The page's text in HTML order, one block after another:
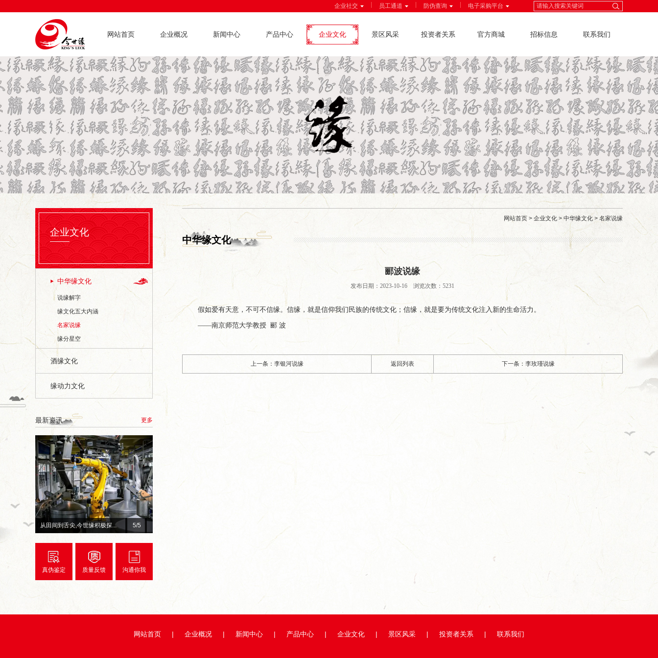
企业社交 员工通道 防伪查询 电子采购平台
网站首页 企业概况 新闻中心 产品中心 企业文化 景区风采 投资者关系 官方商城 招标信息 联系我们
企业文化
中华缘文化
说缘解字
缘文化五大内涵
名家说缘
缘分星空
酒缘文化
缘动力文化
最新资讯 更多
5/5
从田间到舌尖,今世缘积极探...
真伪鉴定 质量反馈 沟通你我
网站首页 > 企业文化 > 中华缘文化 > 名家说缘
中华缘文化
郦波说缘
发布日期：2023-10-16 浏览次数：5231
假如爱有天意，不可不信缘。信缘，就是信仰我们民族的传统文化；信缘，就是要为传统文化注入新的生命活力。
——南京师范大学教授 郦 波
上一条：李银河说缘 返回列表 下一条：李玫瑾说缘
网站首页 | 企业概况 | 新闻中心 | 产品中心 | 企业文化 | 景区风采 | 投资者关系 | 联系我们